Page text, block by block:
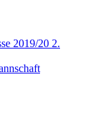
2019/20 2.